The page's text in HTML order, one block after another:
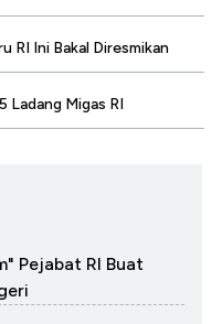
RI Ini Bakal Diresmikan
Ladang Migas RI
Pejabat RI Buat